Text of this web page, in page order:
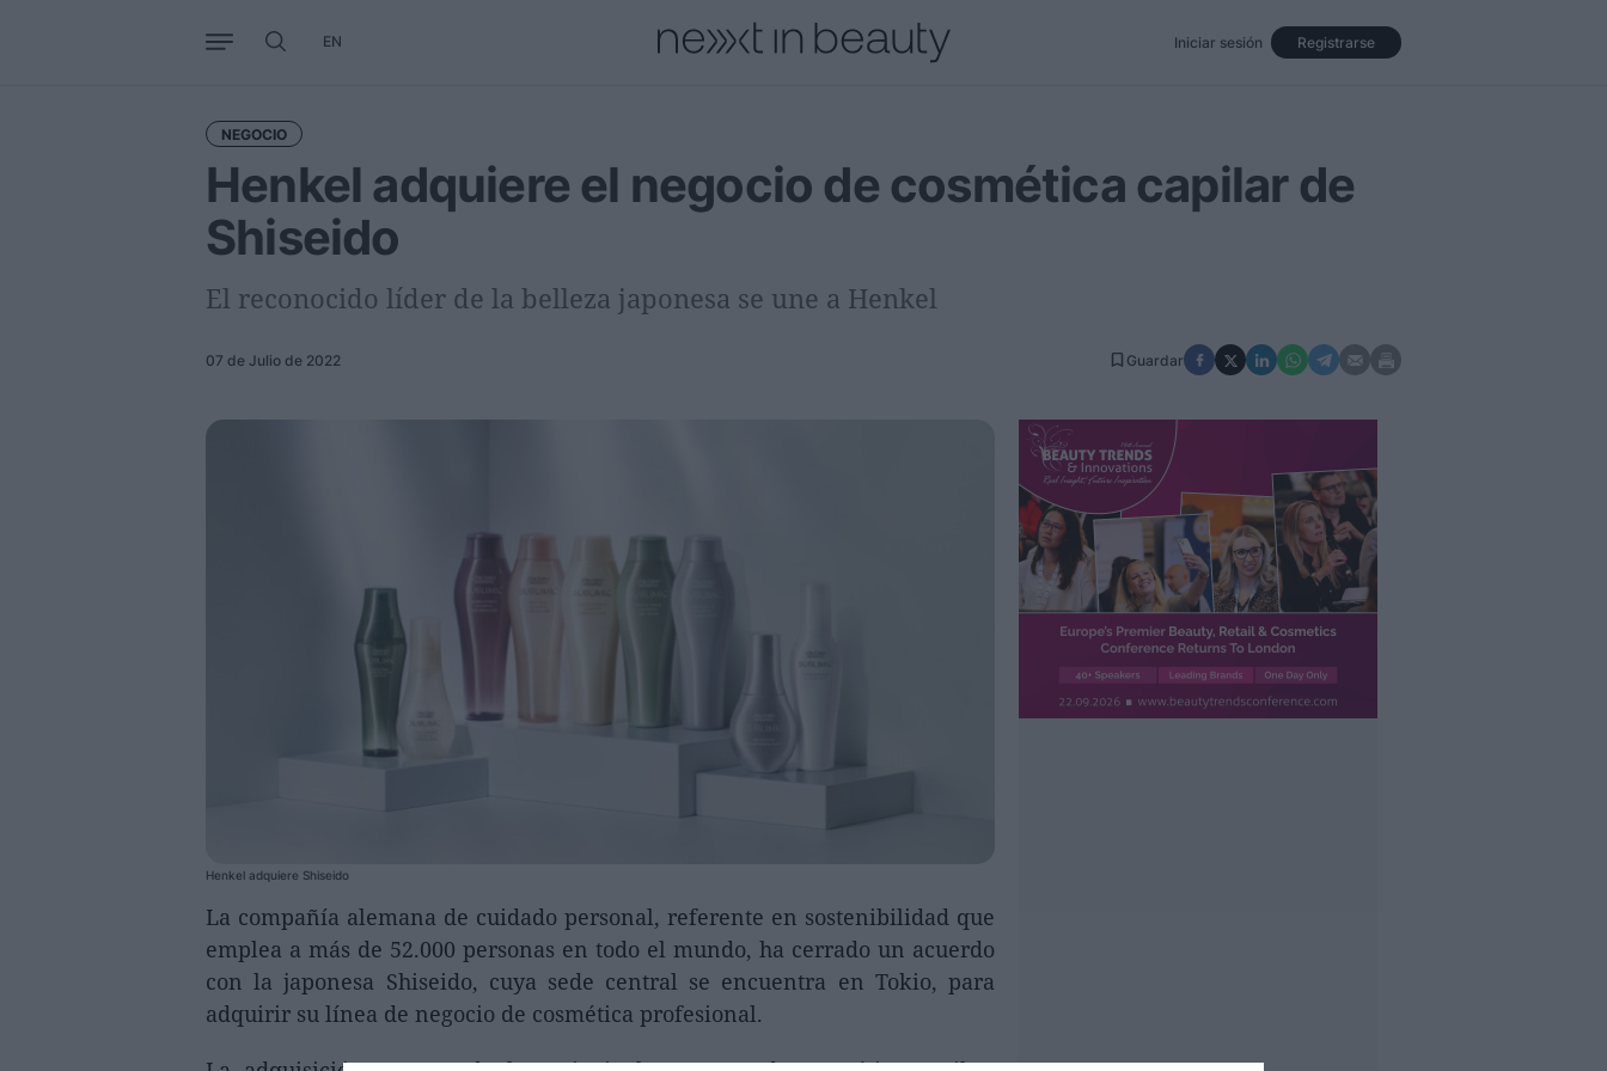
Registrarse
Iniciar sesión
EN
NEGOCIO
Henkel adquiere el negocio de cosmética capilar de
Shiseido
El reconocido líder de la belleza japonesa se une a Henkel
07 de Julio de 2022 Guardar
Henkel adquiere Shiseido
La compañía alemana de cuidado personal, referente en sostenibilidad que
emplea a más de 52.000 personas en todo el mundo, ha cerrado un acuerdo
con la japonesa Shiseido, cuya sede central se encuentra en Tokio, para
adquirir su línea de negocio de cosmética profesional.